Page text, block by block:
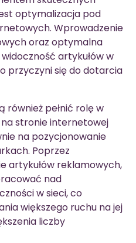
optymalizacja pod
Wprowadzenie
oraz optymalna
artykułów w
przyczyni się do dotarcia
również pełnić rolę w
stronie internetowej
na pozycjonowanie
Poprzez
artykułów reklamowych,
nad
w sieci, co
większego ruchu na jej
liczby